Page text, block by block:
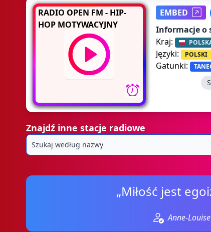
RADIO OPEN FM - HIP-
HOP MOTYWACYJNY
EMBED
Informacje o
Kraj:
Języki: POLSKI
Gatunki:
Znajdź inne stacje radiowe
„Miłość jest
Anne-